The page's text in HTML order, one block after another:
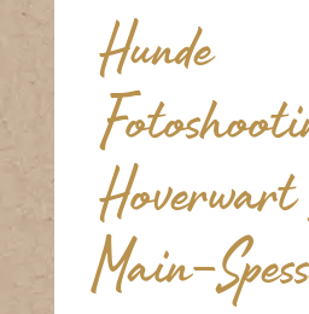
Hunde
Main-